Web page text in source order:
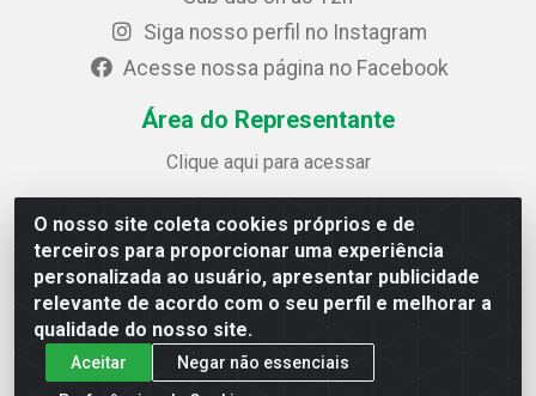
O nosso site coleta cookies próprios e de
terceiros para proporcionar uma experiência
personalizada ao usuário, apresentar publicidade
relevante de acordo com o seu perfil e melhorar a
qualidade do nosso site.
Aceitar
Negar não essenciais
Siga nosso perfil no Instagram
Acesse nossa página no Facebook
Área do Representante
Clique aqui para acessar
Credimóveis Novolar Ltda
Rua José Alves Bezerra, 430 - Prazeres - Jaboatão dos
Guararapes / PE - CEP 54.325-610
CNPJ: 09.930.165/0013-70